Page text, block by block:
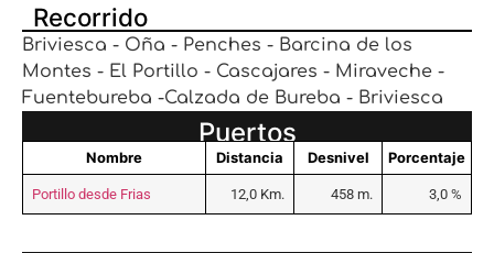
Recorrido
Briviesca - Oña - Penches - Barcina de los
Montes - El Portillo - Cascajares - Miraveche -
Fuentebureba -Calzada de Bureba - Briviesca
Puertos
Nombre Distancia Desnivel Porcentaje
Portillo desde Frias 12,0 Km. 458 m. 3,0 %